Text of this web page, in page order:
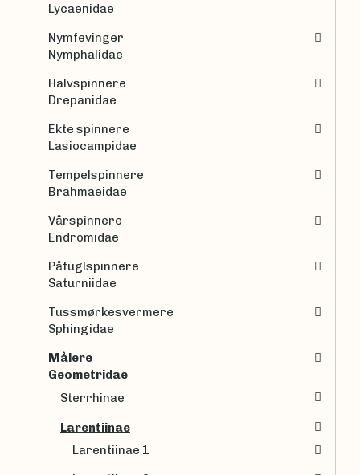
Lycaenidae
Nymfevinger
Nymphalidae
Halvspinnere
Drepanidae
Ekte spinnere
Lasiocampidae
Tempelspinnere
Brahmaeidae
Vårspinnere
Endromidae
Påfuglspinnere
Saturniidae
Tussmørkesvermere
Sphingidae
Målere
Geometridae
Sterrhinae
Larentiinae
Larentiinae 1